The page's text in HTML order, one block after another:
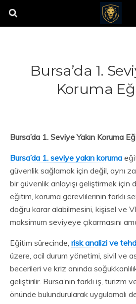
Bursa’da 1.
Koruma
Bursa’da 1. Seviye Yakın Koruma
Bursa’da 1. seviye yakın koruma
güvenlik sağlamak için değil, aynı
bir güvenlik anlayışı geliştirmek için
eğitim, koruma görevlilerinin farklı
doğru karar alabilmesini, kişisel ve
maksimum seviyeye çıkarmasını
Eğitim sürecinde, risk analizi ve
üzere, acil durum yönetimi, sivil ve
becerileri ve kriz anında
geliştirilir. Bursa’nın farklı iş, turizm
önünde bulundurularak uygulamalı